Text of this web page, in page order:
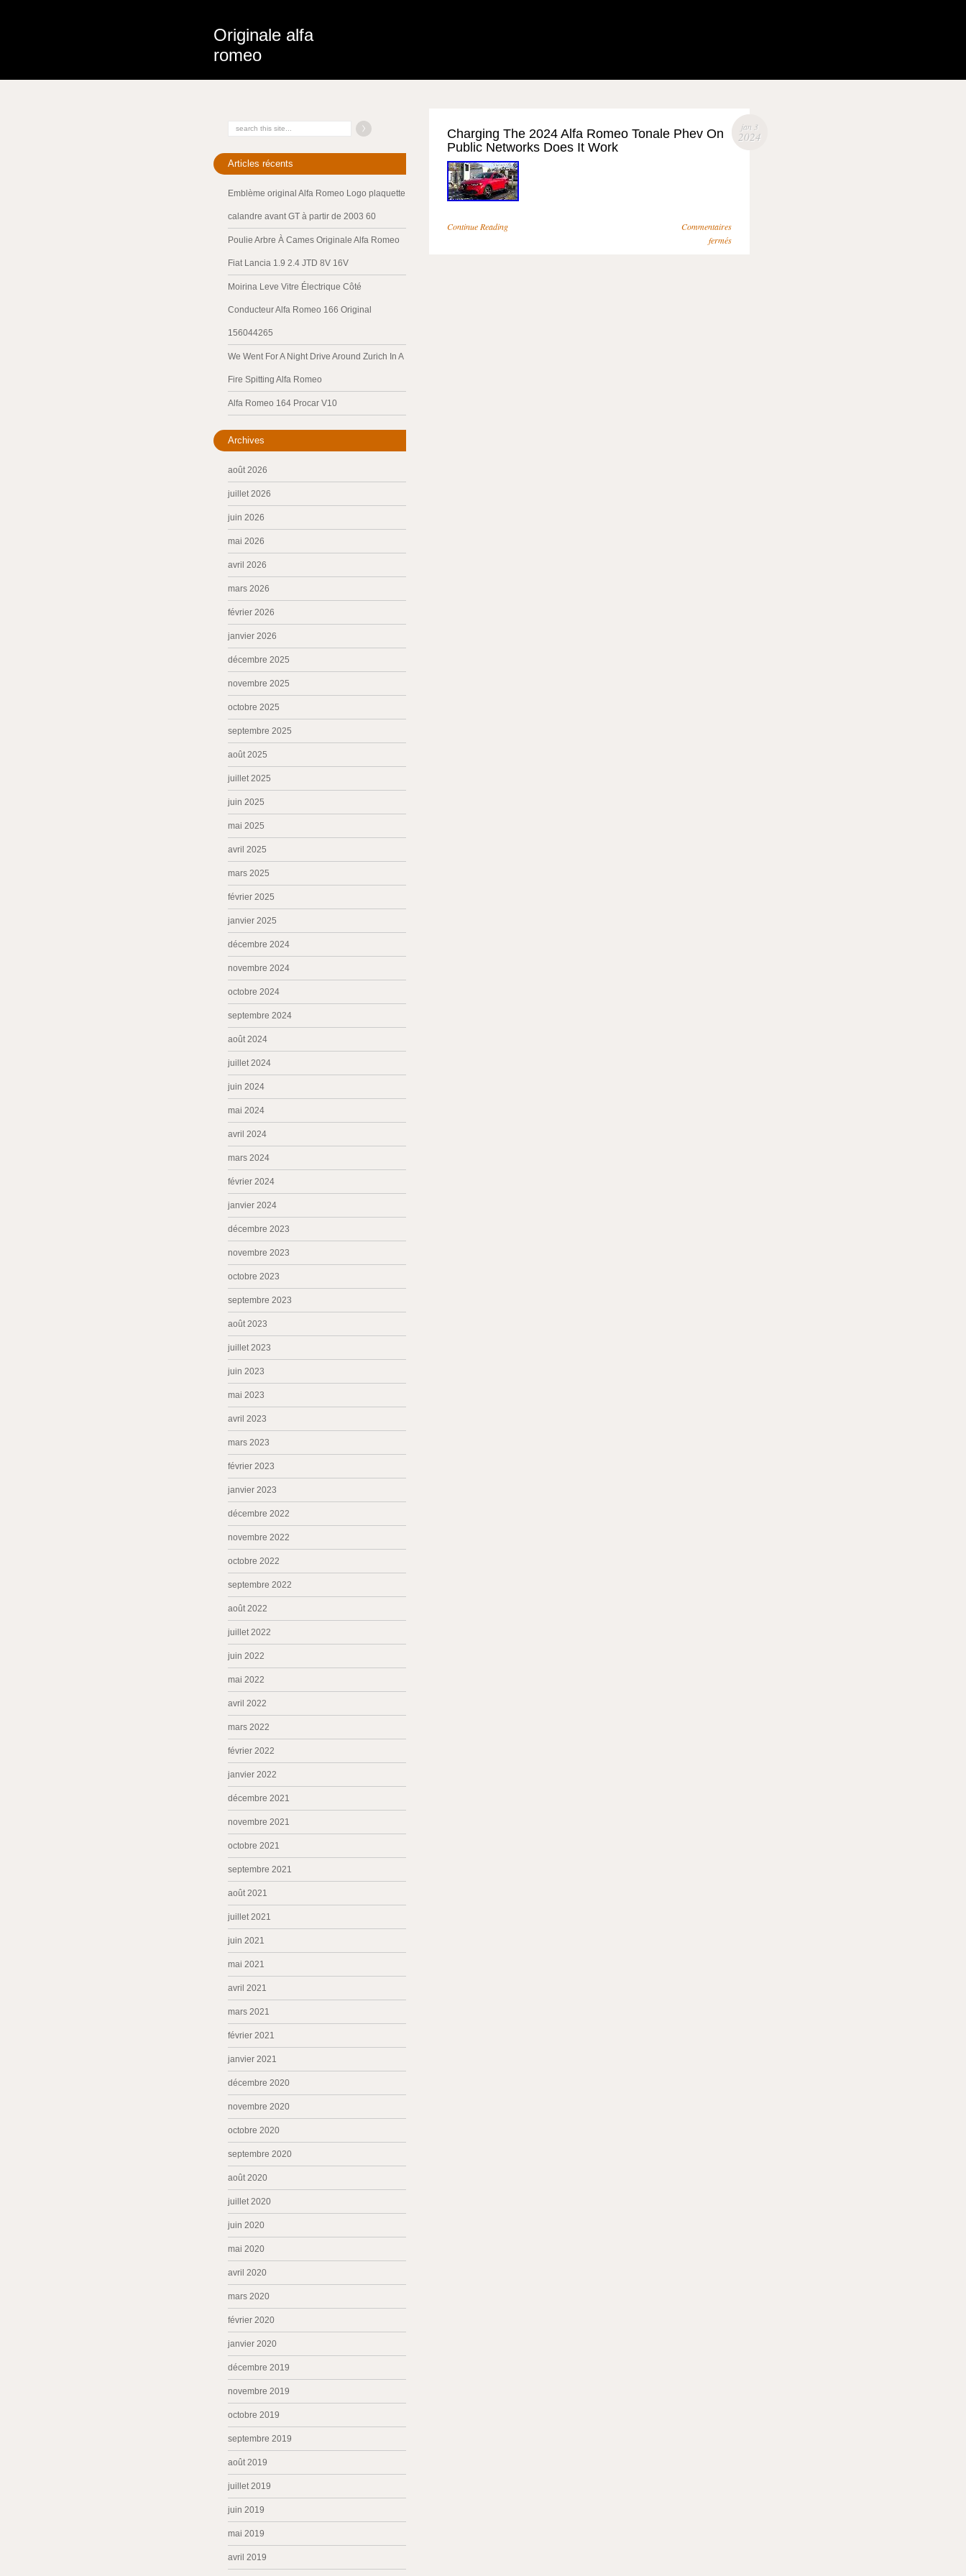
Originale alfa
romeo
jan 3
2024
Charging The 2024 Alfa Romeo Tonale Phev On
Public Networks Does It Work
Continue Reading
Commentaires
fermés
Articles récents
Emblème original Alfa Romeo Logo plaquette
calandre avant GT à partir de 2003 60
Poulie Arbre À Cames Originale Alfa Romeo
Fiat Lancia 1.9 2.4 JTD 8V 16V
Moirina Leve Vitre Électrique Côté
Conducteur Alfa Romeo 166 Original
156044265
We Went For A Night Drive Around Zurich In A
Fire Spitting Alfa Romeo
Alfa Romeo 164 Procar V10
Archives
août 2026
juillet 2026
juin 2026
mai 2026
avril 2026
mars 2026
février 2026
janvier 2026
décembre 2025
novembre 2025
octobre 2025
septembre 2025
août 2025
juillet 2025
juin 2025
mai 2025
avril 2025
mars 2025
février 2025
janvier 2025
décembre 2024
novembre 2024
octobre 2024
septembre 2024
août 2024
juillet 2024
juin 2024
mai 2024
avril 2024
mars 2024
février 2024
janvier 2024
décembre 2023
novembre 2023
octobre 2023
septembre 2023
août 2023
juillet 2023
juin 2023
mai 2023
avril 2023
mars 2023
février 2023
janvier 2023
décembre 2022
novembre 2022
octobre 2022
septembre 2022
août 2022
juillet 2022
juin 2022
mai 2022
avril 2022
mars 2022
février 2022
janvier 2022
décembre 2021
novembre 2021
octobre 2021
septembre 2021
août 2021
juillet 2021
juin 2021
mai 2021
avril 2021
mars 2021
février 2021
janvier 2021
décembre 2020
novembre 2020
octobre 2020
septembre 2020
août 2020
juillet 2020
juin 2020
mai 2020
avril 2020
mars 2020
février 2020
janvier 2020
décembre 2019
novembre 2019
octobre 2019
septembre 2019
août 2019
juillet 2019
juin 2019
mai 2019
avril 2019